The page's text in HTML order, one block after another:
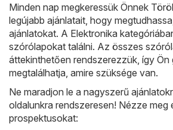
Minden nap megkeressük Önnek
legújabb ajánlatait, hogy
ajánlatokat. A Elektronika
szórólapokat találni. Az összes
áttekinthetően rendszerezzük, így Ön
megtalálhatja, amire szüksége van.
Ne maradjon le a nagyszerű
oldalunkra rendszeresen! Nézze meg
prospektusokat: